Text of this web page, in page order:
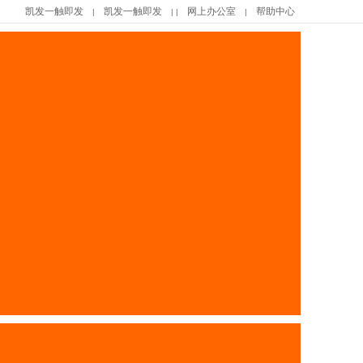
凯发一触即发 | 凯发一触即发 | | 网上办公室 | 帮助中心